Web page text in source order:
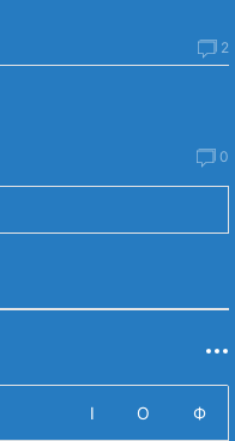
2
0
І О Ф